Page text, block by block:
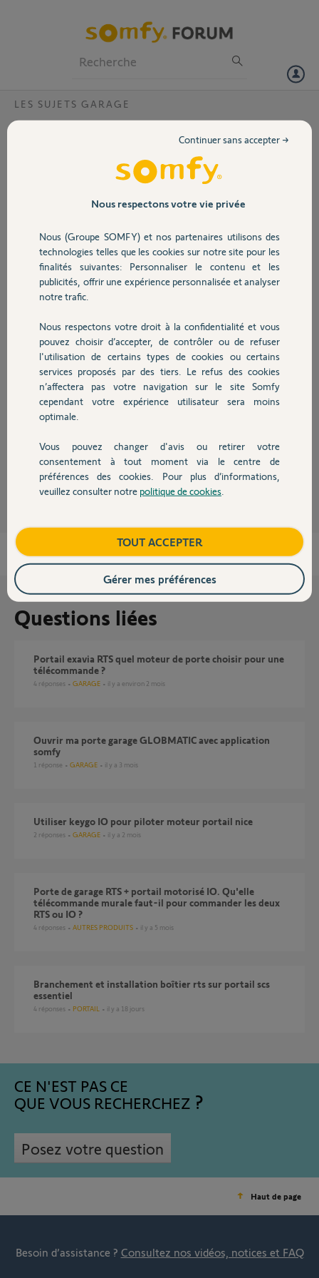
Volet
Sécurité
Domotique
Chauffage
Autres produits
Devis avec un pro
Contact
LES SUJETS GARAGE
j ai une porte de garage rts somfy
comment brancher sur la télécommande
mon portail nice
Mme B.
il y a plus de 4 ans
Participer au fil de discussion
Réponses
Bonjour
avec ceci
https://boutique.somfy.fr/recepteur-portail-porte-de-gara...
André N. il y a plus de 4 ans
Questions liées
Portail exavia RTS quel moteur de porte choisir pour une
télécommande ?
4 réponses GARAGE il y a environ 2 mois
Ouvrir ma porte garage GLOBMATIC avec application
somfy
1 réponse GARAGE il y a 3 mois
Utiliser keygo IO pour piloter moteur portail nice
2 réponses GARAGE il y a 2 mois
Porte de garage RTS + portail motorisé IO. Qu'elle
télécommande murale faut-il pour commander les deux
RTS ou IO ?
4 réponses AUTRES PRODUITS il y a 5 mois
Branchement et installation boîtier rts sur portail scs
essentiel
4 réponses PORTAIL il y a 18 jours
CE N'EST PAS CE
QUE VOUS RECHERCHEZ
Posez votre question
Haut de page
Besoin d’assistance ? Consultez nos vidéos, notices et FAQ
Nous respectons votre vie privée
Nous (Groupe SOMFY) et nos partenaires utilisons des
technologies telles que les cookies sur notre site pour les
finalités suivantes: Personnaliser le contenu et les
publicités, offrir une expérience personnalisée et analyser
notre trafic.
Nous respectons votre droit à la confidentialité et vous
pouvez choisir d’accepter, de contrôler ou de refuser
l'utilisation de certains types de cookies ou certains
services proposés par des tiers. Le refus des cookies
n’affectera pas votre navigation sur le site Somfy
cependant votre expérience utilisateur sera moins
optimale.
Vous pouvez changer d'avis ou retirer votre
consentement à tout moment via le centre de
préférences des cookies. Pour plus d’informations,
veuillez consulter notre politique de cookies
Continuer sans accepter →
TOUT ACCEPTER
Gérer mes préférences